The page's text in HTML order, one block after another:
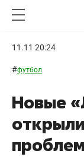
11.11 20:24
#футбол
Новые